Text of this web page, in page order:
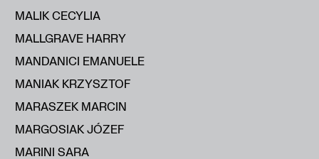
MALIK CECYLIA
MALLGRAVE HARRY
MANDANICI EMANUELE
MANIAK KRZYSZTOF
MARASZEK MARCIN
MARGOSIAK JÓZEF
MARINI SARA